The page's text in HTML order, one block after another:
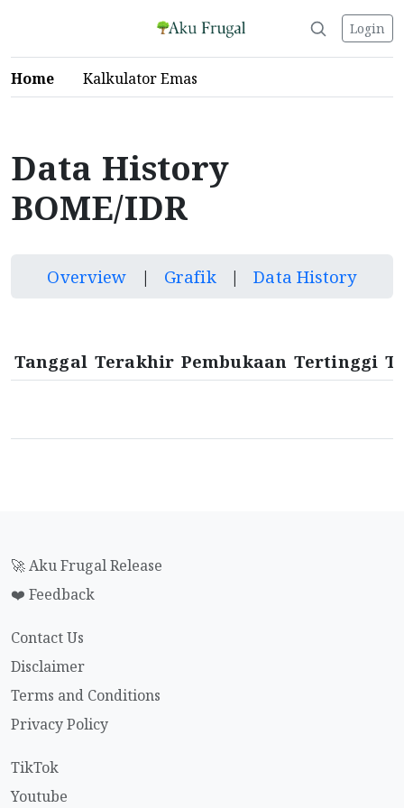
Login
Home Kalkulator Emas
Data History
BOME/IDR
Overview | Grafik |Data History
Tanggal Terakhir Pembukaan Tertinggi
🚀 Aku Frugal Release
❤️ Feedback
Contact Us
Disclaimer
Terms and Conditions
Privacy Policy
TikTok
Youtube